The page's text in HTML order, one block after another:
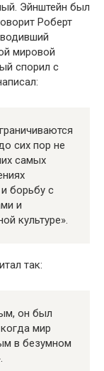
Эйнштейн был
Роберт
мировой
спорил с
сих пор не
самых
борьбу с
и
культуре».
так:
он был
мир
в безумном